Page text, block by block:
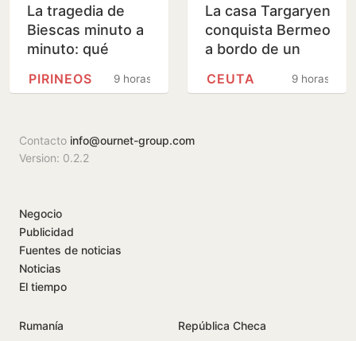
La tragedia de
Biescas minuto a
minuto: qué
mortal de hace9 horas
PIRINEOS
La casa Targaryen
conquista Bermeo
a bordo de un
9 horas
CEUTA
Contacto info@ournet-group.com
Version: 0.2.2
Negocio
Publicidad
Fuentes de noticias
Noticias
El tiempo
Rumanía
República Checa